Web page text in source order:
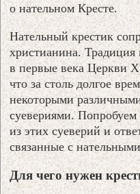
о нательном Кресте.
Нательный крестик
христианина.
в первые века Церкви
что за столь долгое
некоторыми
суевериями. Попробуем
из этих суеверий и
связанные с
Для чего нужен